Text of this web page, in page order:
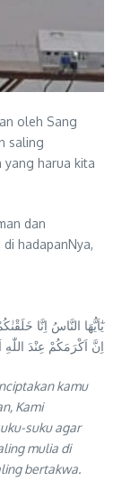
oleh Sang
saling
yang harua kita
dan
hadapanNya,
يٰٓاَيُّهَا النَّاسُ اِنَّا
اِنَّ اَكْرَمَكُمْ عِنْدَ
kamu
Kami
suku agar
mulia di
bertakwa.